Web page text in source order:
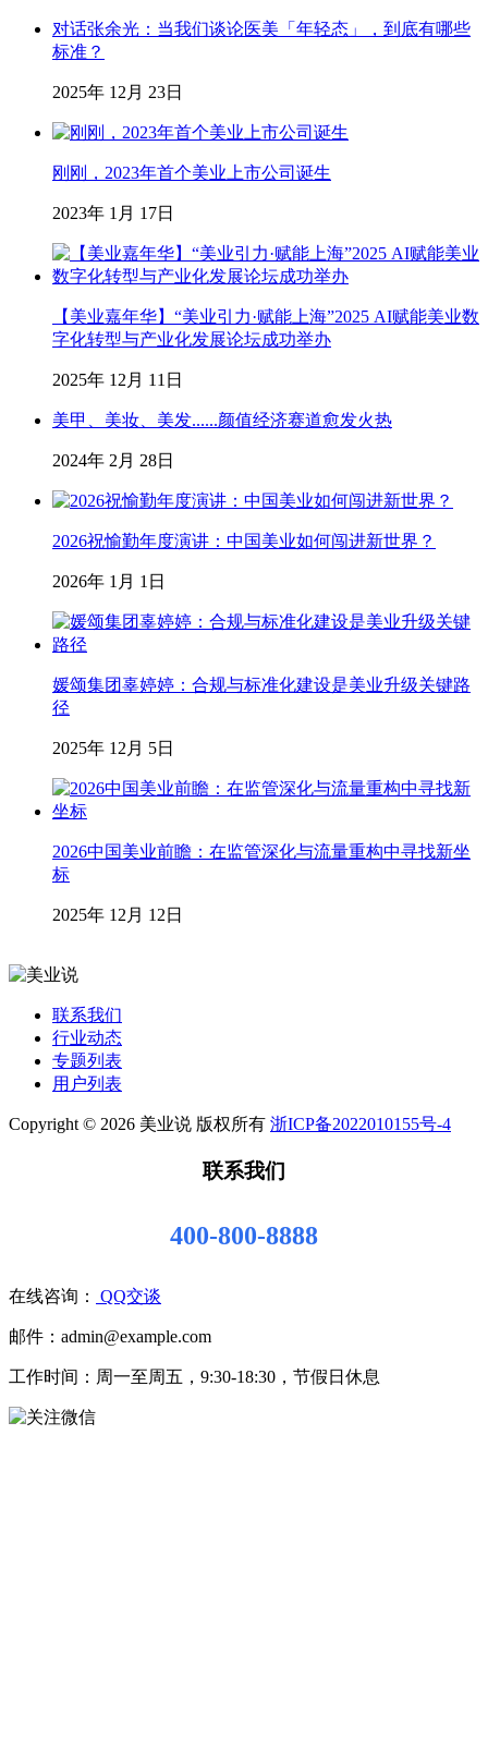
对话张余光：当我们谈论医美「年轻态」，到底有哪些
标准？
2025年 12月 23日
刚刚，2023年首个美业上市公司诞生
2023年 1月 17日
【美业嘉年华】“美业引力·赋能上海”2025 AI赋能美业数
字化转型与产业化发展论坛成功举办
2025年 12月 11日
美甲、美妆、美发......颜值经济赛道愈发火热
2024年 2月 28日
2026祝愉勤年度演讲：中国美业如何闯进新世界？
2026年 1月 1日
媛颂集团辜婷婷：合规与标准化建设是美业升级关键路
径
2025年 12月 5日
2026中国美业前瞻：在监管深化与流量重构中寻找新坐
标
2025年 12月 12日
联系我们
行业动态
专题列表
用户列表
Copyright © 2026 美业说 版权所有 浙ICP备2022010155号-4
联系我们
400-800-8888
在线咨询： QQ交谈
邮件：admin@example.com
工作时间：周一至周五，9:30-18:30，节假日休息